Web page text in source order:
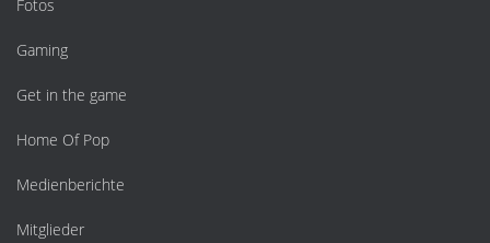
Fotos
Gaming
Get in the game
Home Of Pop
Medienberichte
Mitglieder